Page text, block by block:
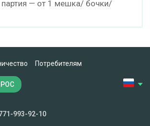
— от 1 мешка/ бочки/
Потребителям
993-92-10